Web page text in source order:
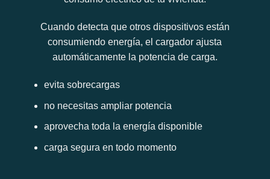
Cuando detecta que otros dispositivos están
consumiendo energía, el cargador ajusta
automáticamente la potencia de carga.
evita sobrecargas
no necesitas ampliar potencia
aprovecha toda la energía disponible
carga segura en todo momento